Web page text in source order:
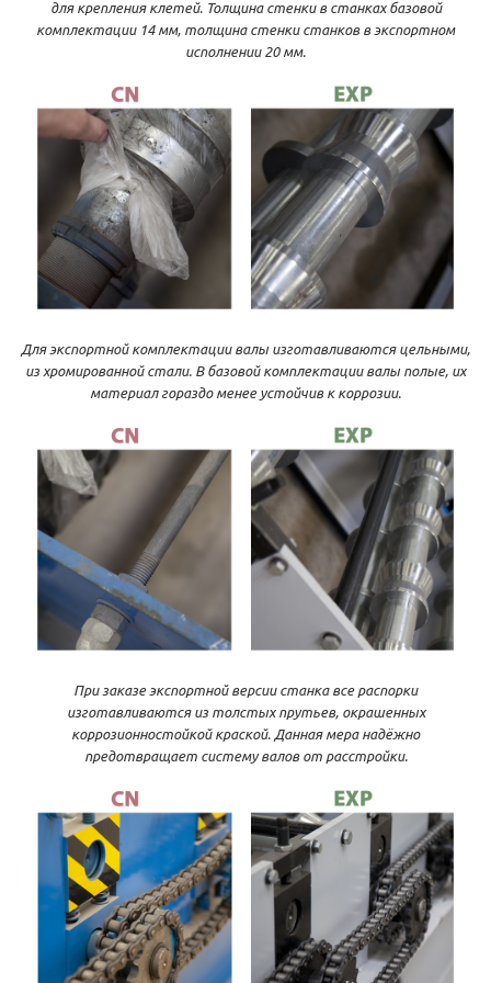
для крепления клетей. Толщина стенки в станках базовой
комплектации 14 мм, толщина стенки станков в экспортном
исполнении 20 мм.
Для экспортной комплектации валы изготавливаются цельными,
из хромированной стали. В базовой комплектации валы полые, их
материал гораздо менее устойчив к коррозии.
При заказе экспортной версии станка все распорки
изготавливаются из толстых прутьев, окрашенных
коррозионностойкой краской. Данная мера надёжно
предотвращает систему валов от расстройки.